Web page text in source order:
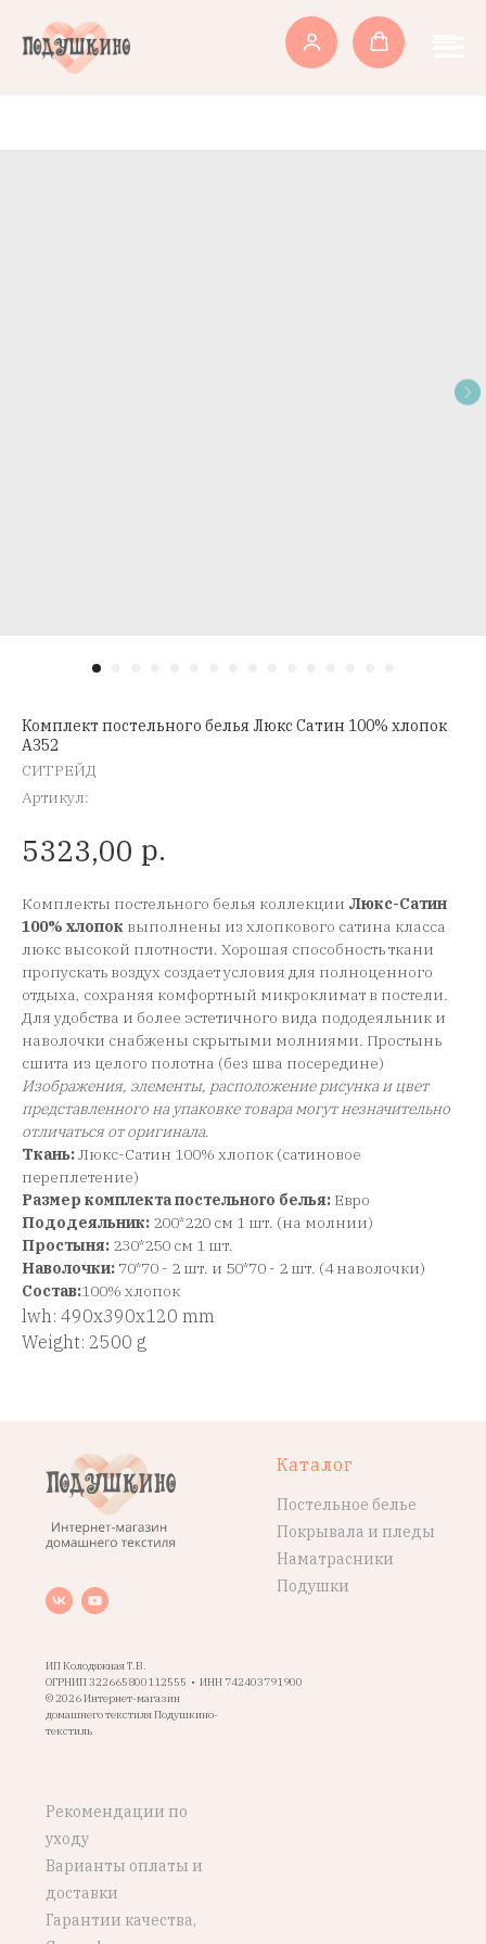
Комплект постельного белья Люкс Сатин 100% хлопок
A352
СИТРЕЙД
Артикул:
5323,00 р.
Комплекты постельного белья коллекции Люкс-Сатин
100% хлопок выполнены из хлопкового сатина класса
люкс высокой плотности. Хорошая способность ткани
пропускать воздух создает условия для полноценного
отдыха, сохраняя комфортный микроклимат в постели.
Для удобства и более эстетичного вида пододеяльник и
наволочки снабжены скрытыми молниями. Простынь
сшита из целого полотна (без шва посередине)
Изображения, элементы, расположение рисунка и цвет
представленного на упаковке товара могут незначительно
отличаться от оригинала.
Ткань:Люкс-Сатин 100% хлопок (сатиновое
переплетение)
Размер комплекта постельного белья: Евро
Пододеяльник: 200*220 см 1 шт. (на молнии)
Простыня: 230*250 см 1 шт.
Наволочки: 70*70 - 2 шт. и 50*70 - 2 шт. (4 наволочки)
Состав:100% хлопок
lwh: 490x390x120 mm
Weight: 2500 g
ИП Колодяжная Т.В.
ОГРНИП 322665800112555 • ИНН 742403791900
© 2026 Интернет-магазин
домашнего текстиля Подушкино-
текстиль
Каталог
Постельное белье
Покрывала и пледы
Наматрасники
Подушки
Рекомендации по
уходу
Варианты оплаты и
доставки
Гарантии качества,